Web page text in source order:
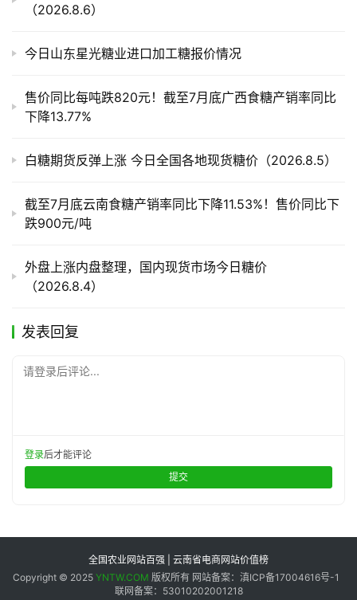
运
（2026.8.6）
今日山东星光糖业进口加工糖报价情况
售价同比每吨跌820元！截至7月底广西食糖产销率同比
下降13.77%
白糖期货反弹上涨 今日全国各地现货糖价（2026.8.5）
截至7月底云南食糖产销率同比下降11.53%！售价同比下
跌900元/吨
外盘上涨内盘整理，国内现货市场今日糖价
（2026.8.4）
发表回复
请登录后评论...
登录后才能评论
提交
全国农业网站百强 | 云南省电商网站价值榜
Copyright © 2025 YNTW.COM 版权所有 网站备案：滇ICP备17004616号-1
联网备案：53010202001218